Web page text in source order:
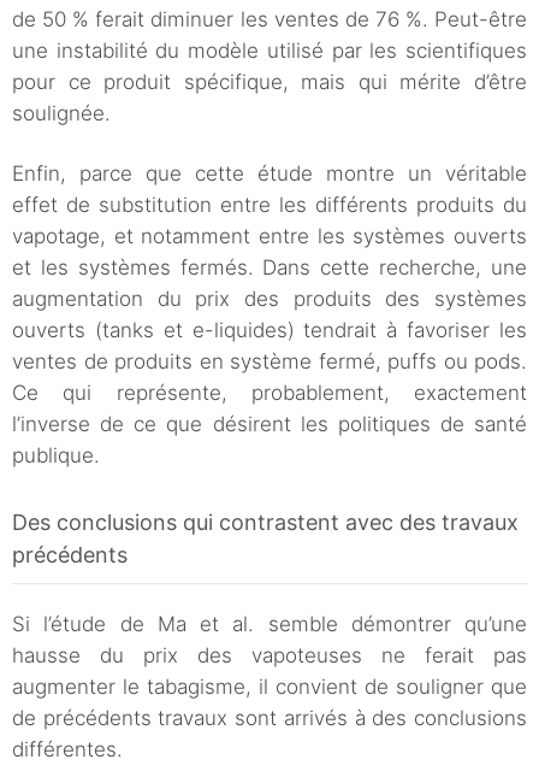
de 50 % ferait diminuer les ventes de 76 %. Peut-être
une instabilité du modèle utilisé par les scientifiques
pour ce produit spécifique, mais qui mérite d’être
soulignée.
Enfin, parce que cette étude montre un véritable
effet de substitution entre les différents produits du
vapotage, et notamment entre les systèmes ouverts
et les systèmes fermés. Dans cette recherche, une
augmentation du prix des produits des systèmes
ouverts (tanks et e-liquides) tendrait à favoriser les
ventes de produits en système fermé, puffs ou pods.
Ce qui représente, probablement, exactement
l’inverse de ce que désirent les politiques de santé
publique.
Des conclusions qui contrastent avec des travaux
précédents
Si l’étude de Ma et al. semble démontrer qu’une
hausse du prix des vapoteuses ne ferait pas
augmenter le tabagisme, il convient de souligner que
de précédents travaux sont arrivés à des conclusions
différentes.